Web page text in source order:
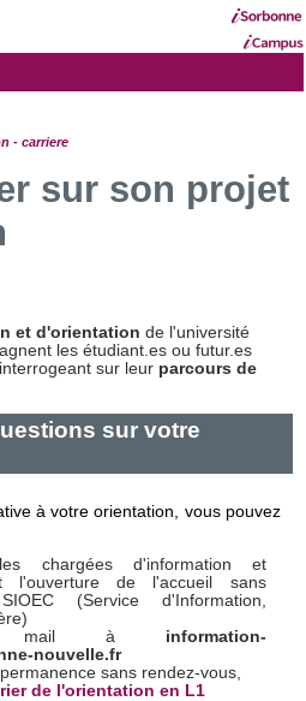
- carriere
sur son projet
et d'orientationde l'université
les étudiant.es ou futur.es
sur leur parcours de
sur votre
à votre orientation, vous pouvez
chargées d'information et
l'ouverture de l'accueil sans
(Service d'Information,
mail à information-
nouvelle.fr
sans rendez-vous,
de l'orientation en L1